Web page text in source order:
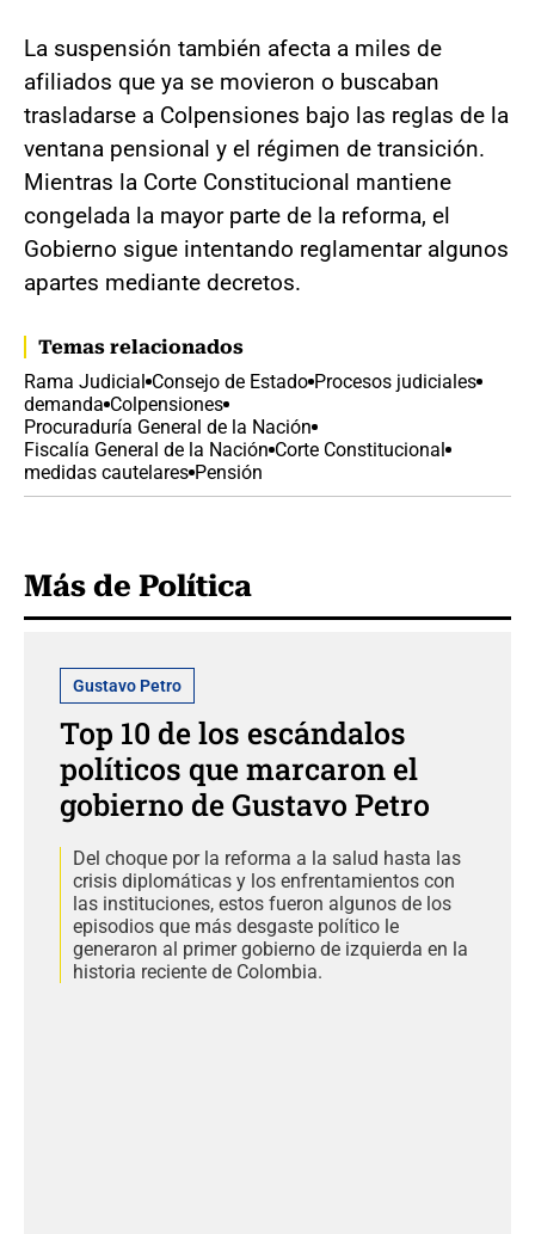
La suspensión también afecta a miles de
afiliados que ya se movieron o buscaban
trasladarse a Colpensiones bajo las reglas de la
ventana pensional y el régimen de transición.
Mientras la Corte Constitucional mantiene
congelada la mayor parte de la reforma, el
Gobierno sigue intentando reglamentar algunos
apartes mediante decretos.
Temas relacionados
Rama Judicial Consejo de Estado Procesos judiciales
demanda Colpensiones
Procuraduría General de la Nación
Fiscalía General de la Nación Corte Constitucional
medidas cautelares Pensión
Más de Política
Gustavo Petro
Top 10 de los escándalos
políticos que marcaron el
gobierno de Gustavo Petro
Del choque por la reforma a la salud hasta las
crisis diplomáticas y los enfrentamientos con
las instituciones, estos fueron algunos de los
episodios que más desgaste político le
generaron al primer gobierno de izquierda en la
historia reciente de Colombia.